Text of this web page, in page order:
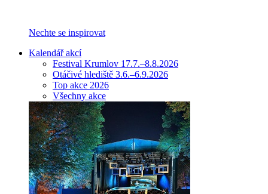
Nechte se inspirovat
Kalendář akcí
Festival Krumlov 17.7.–8.8.2026
Otáčivé hlediště 3.6.–6.9.2026
Top akce 2026
Všechny akce